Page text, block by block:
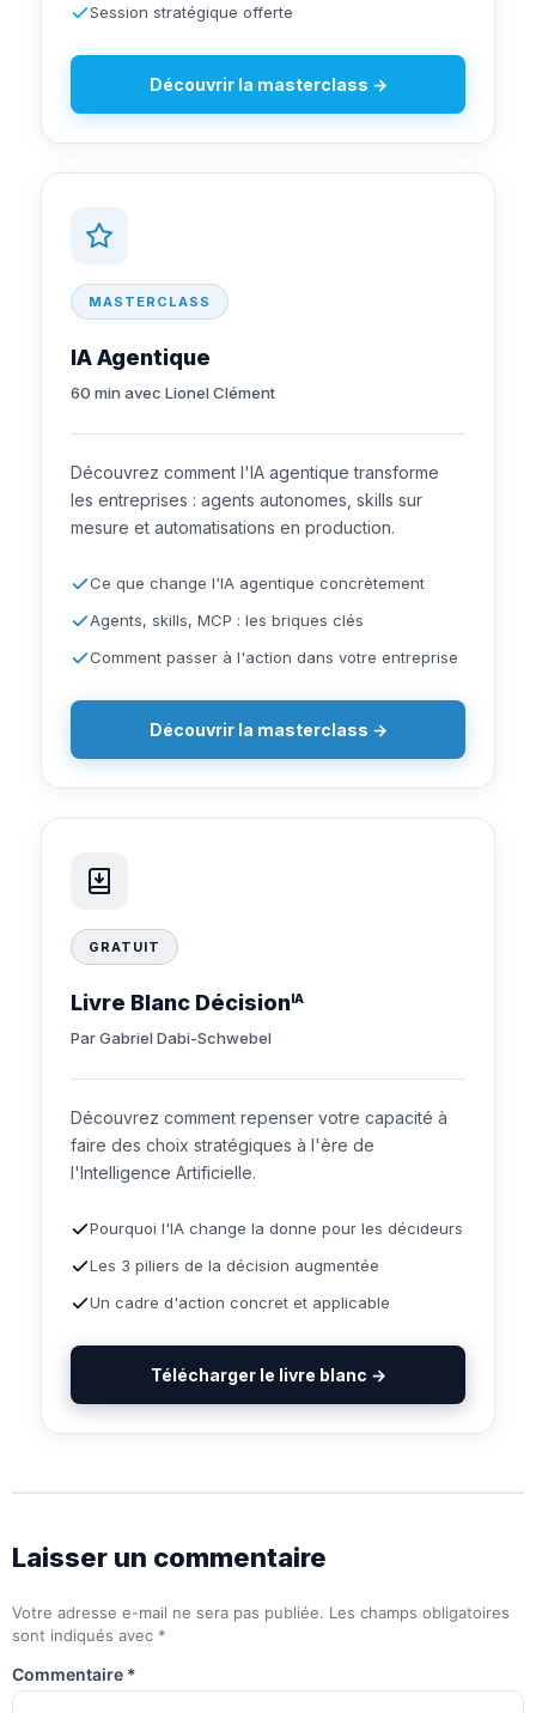
Session stratégique offerte
Découvrir la masterclass →
MASTERCLASS
IA Agentique
60 min avec Lionel Clément
Découvrez comment l'IA agentique transforme
les entreprises : agents autonomes, skills sur
mesure et automatisations en production.
Ce que change l'IA agentique concrètement
Agents, skills, MCP : les briques clés
Comment passer à l'action dans votre entreprise
Découvrir la masterclass →
GRATUIT
Livre Blanc Décision IA
Par Gabriel Dabi-Schwebel
Découvrez comment repenser votre capacité à
faire des choix stratégiques à l'ère de
l'Intelligence Artificielle.
Pourquoi l'IA change la donne pour les décideurs
Les 3 piliers de la décision augmentée
Un cadre d'action concret et applicable
Télécharger le livre blanc →
Laisser un commentaire
Votre adresse e-mail ne sera pas publiée. Les champs obligatoires
sont indiqués avec *
Commentaire *